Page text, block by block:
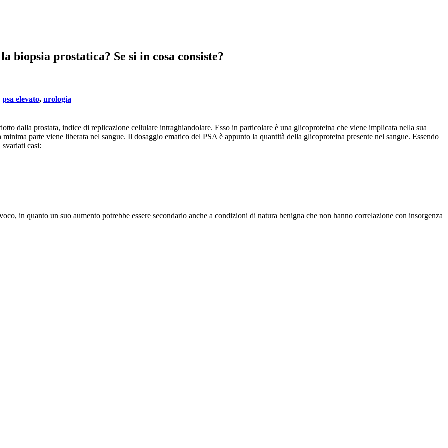
biopsia prostatica? Se si in cosa consiste?
psa elevato, urologia
dalla prostata, indice di replicazione cellulare intraghiandolare. Esso in particolare è una glicoproteina che viene implicata nella sua
parte viene liberata nel sangue. Il dosaggio ematico del PSA è appunto la quantità della glicoproteina presente nel sangue. Essendo
svariati casi:
in quanto un suo aumento potrebbe essere secondario anche a condizioni di natura benigna che non hanno correlazione con insorgenza